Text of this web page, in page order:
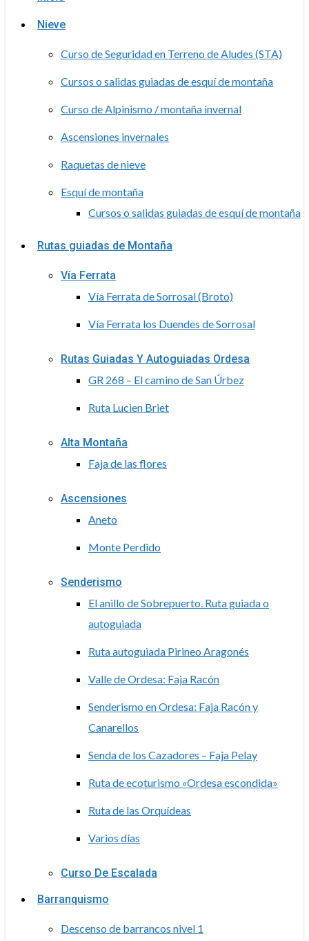
Nieve
Curso de Seguridad en Terreno de Aludes (STA)
Cursos o salidas guiadas de esquí de montaña
Curso de Alpinismo / montaña invernal
Ascensiones invernales
Raquetas de nieve
Esquí de montaña
Cursos o salidas guiadas de esquí de montaña
Rutas guiadas de Montaña
Vía Ferrata
Vía Ferrata de Sorrosal (Broto)
Vía Ferrata los Duendes de Sorrosal
Rutas Guiadas Y Autoguiadas Ordesa
GR 268 – El camino de San Úrbez
Ruta Lucien Briet
Alta Montaña
Faja de las flores
Ascensiones
Aneto
Monte Perdido
Senderismo
El anillo de Sobrepuerto. Ruta guiada o
autoguiada
Ruta autoguiada Pirineo Aragonés
Valle de Ordesa: Faja Racón
Senderismo en Ordesa: Faja Racón y
Canarellos
Senda de los Cazadores – Faja Pelay
Ruta de ecoturismo «Ordesa escondida»
Ruta de las Orquídeas
Varios días
Curso De Escalada
Barranquismo
Descenso de barrancos nivel 1